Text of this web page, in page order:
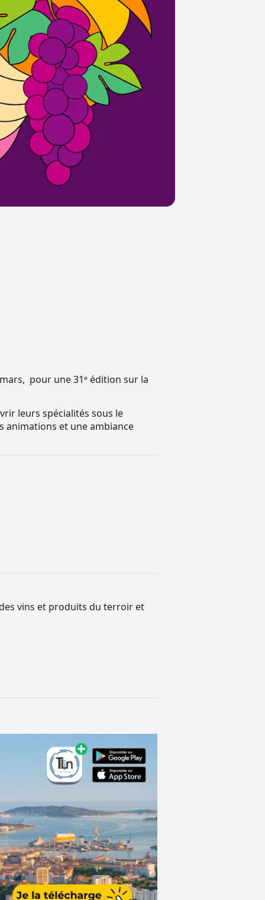
pour une 31ᵉ édition sur la
leurs spécialités sous le
animations et une ambiance
vins et produits du terroir et